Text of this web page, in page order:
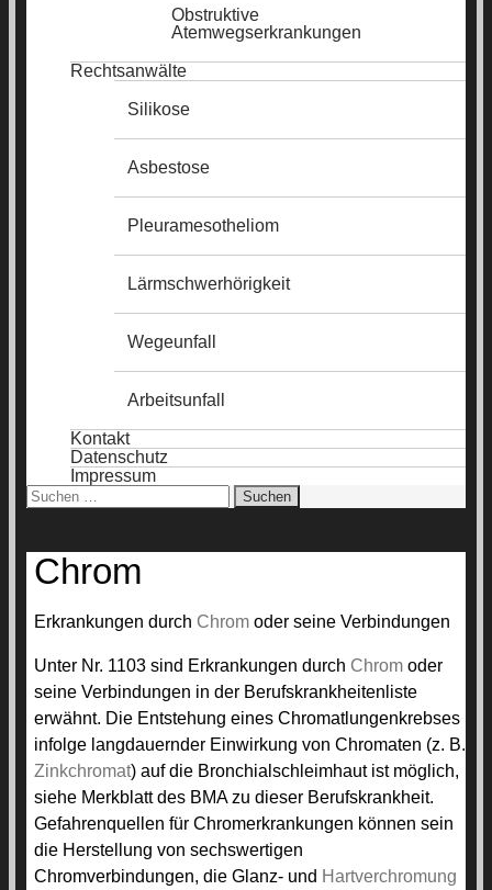
Obstruktive
Atemwegserkrankungen
Rechtsanwälte
Silikose
Asbestose
Pleuramesotheliom
Lärmschwerhörigkeit
Wegeunfall
Arbeitsunfall
Kontakt
Datenschutz
Impressum
Suchen
nach:
Chrom
Erkrankungen durch Chrom oder seine Verbindungen
Unter Nr. 1103 sind Erkrankungen durch Chrom oder
seine Verbindungen in der Berufskrankheitenliste
erwähnt. Die Entstehung eines Chromatlungenkrebses
infolge langdauernder Einwirkung von Chromaten (z. B.
Zinkchromat) auf die Bronchialschleimhaut ist möglich,
siehe Merkblatt des BMA zu dieser Berufskrankheit.
Gefahrenquellen für Chromerkrankungen können sein
die Herstellung von sechswertigen
Chromverbindungen, die Glanz- und Hartverchromung